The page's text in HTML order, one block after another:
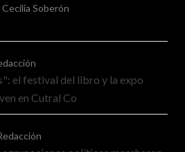
Cecilia Soberón
el festival del libro y la expo
en Cutral Co